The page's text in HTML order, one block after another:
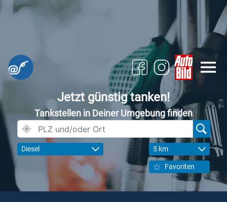
Jetzt günstig tanken!
Tankstellen in Deiner Umgebung finden
Diesel 5 km
Favoriten